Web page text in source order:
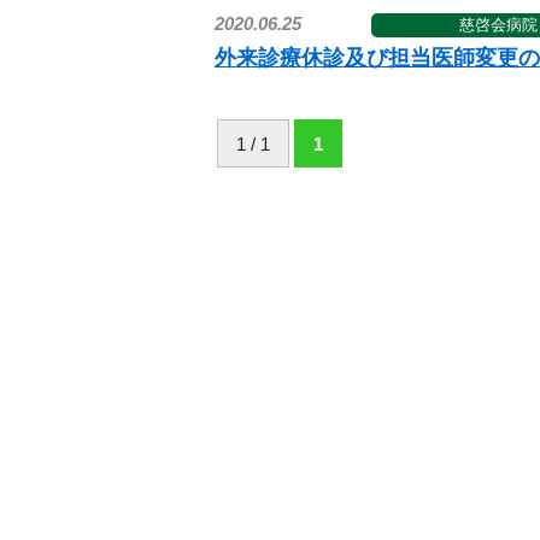
2020.06.25 慈啓会病院
外来診療休診及び担当医師変更
1 / 1 1